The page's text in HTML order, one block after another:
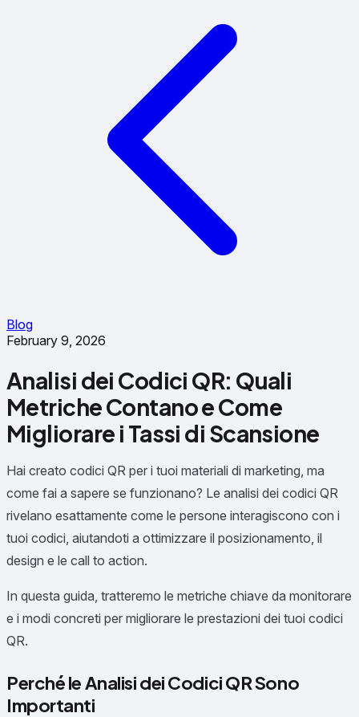
Blog
February 9, 2026
Analisi dei Codici QR: Quali
Metriche Contano e Come
Migliorare i Tassi di Scansione
Hai creato codici QR per i tuoi materiali di marketing, ma
come fai a sapere se funzionano? Le analisi dei codici QR
rivelano esattamente come le persone interagiscono con i
tuoi codici, aiutandoti a ottimizzare il posizionamento, il
design e le call to action.
In questa guida, tratteremo le metriche chiave da monitorare
e i modi concreti per migliorare le prestazioni dei tuoi codici
QR.
Perché le Analisi dei Codici QR Sono
Importanti